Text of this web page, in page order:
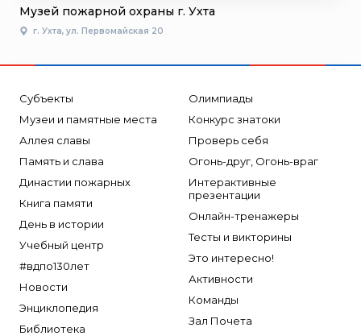
Музей пожарной охраны г. Ухта
г. Ухта, ул. Первомайская 20
Субъекты
Музеи и памятные места
Аллея славы
Память и слава
Династии пожарных
Книга памяти
День в истории
Учебный центр
#вдпо130лет
Новости
Энциклопедия
Библиотека
Олимпиады
Конкурс знатоки
Проверь себя
Огонь-друг, Огонь-враг
Интерактивные
презентации
Онлайн-тренажеры
Тесты и викторины
Это интересно!
Активности
Команды
Зал Почета